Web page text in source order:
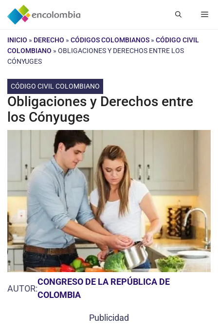
Saltar
INICIO » DERECHO » CÓDIGOS COLOMBIANOS » CÓDIGO CIVIL
COLOMBIANO » OBLIGACIONES Y DERECHOS ENTRE LOS
CÓNYUGES
CÓDIGO CIVIL COLOMBIANO
Obligaciones y Derechos entre
los Cónyuges
AUTOR:
CONGRESO DE LA REPÚBLICA DE
COLOMBIA
Publicidad